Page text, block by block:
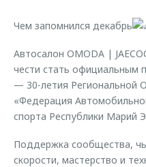
Кредитный калькулятор
Аксессуары
Одежда и сувениры
Оригинальные аксессуары
Запчасти
Трейд-ин
Клуб владельцев OMODA
Приложение O&J
Аксессуары
Одежда и сувениры
Оригинальные аксессуары
Чем запомнился декабрь
Автосалон OMODA |
чести стать официальным
— 30-летия Региональной
«Федерация
спорта Республики Марий
Поддержка сообщества,
скорости, мастерство и